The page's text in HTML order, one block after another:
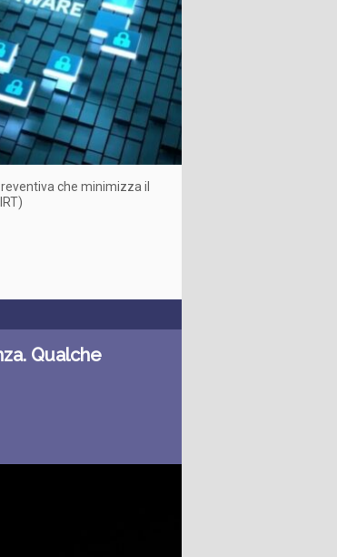
che minimizza il
Qualche